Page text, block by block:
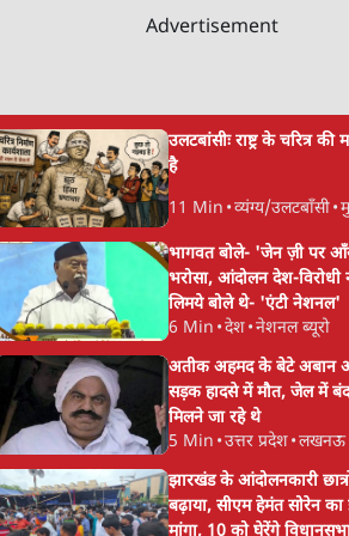
Advertisement
उलटबांसीः राष्ट्र के चरित्र की
है
11 Min •व्यंग्य/उलटबाँसी•
भागवत बोले- 'जेन ज़ी पर
भरोसा, आंदोलन देश-
लिमये बोले थे- 'एंटी नेशनल'
6 Min •देश•नेशनल ब्यूरो
अतीक अहमद के बेटे अबान
सड़क हादसे में मौत, जेल में
मिलने जा रहे थे
5 Min •उत्तर प्रदेश•लखनऊ
झारखंड के आंदोलनकारी
बढ़ाया, सीएम हेमंत सोरेन का